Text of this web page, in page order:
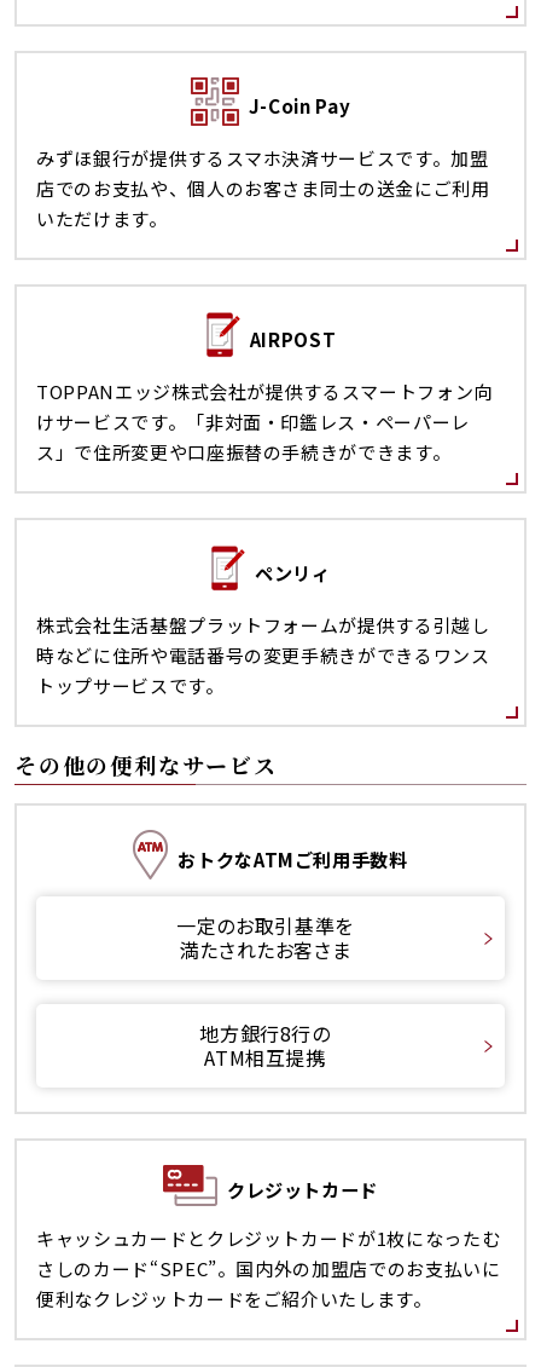
J-Coin Pay
みずほ銀行が提供するスマホ決済サービスです。加盟
店でのお支払や、個人のお客さま同士の送金にご利用
いただけます。
AIRPOST
TOPPANエッジ株式会社が提供するスマートフォン向
けサービスです。「非対面・印鑑レス・ペーパーレ
ス」で住所変更や口座振替の手続きができます。
ペンリィ
株式会社生活基盤プラットフォームが提供する引越し
時などに住所や電話番号の変更手続きができるワンス
トップサービスです。
その他の便利なサービス
おトクなATMご利用手数料
一定のお取引基準を
満たされたお客さま
地方銀行8行の
ATM相互提携
クレジットカード
キャッシュカードとクレジットカードが1枚になったむ
さしのカード“SPEC”。国内外の加盟店でのお支払いに
便利なクレジットカードをご紹介いたします。